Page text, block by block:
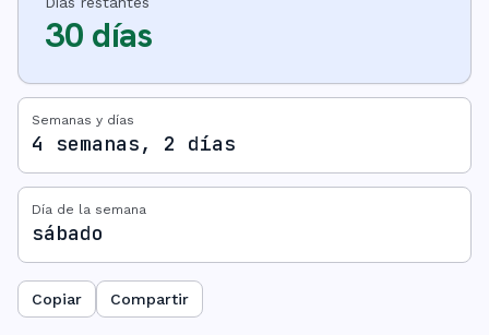
30 días
Semanas y días
4 semanas, 2 días
Día de la semana
sábado
Copiar Compartir